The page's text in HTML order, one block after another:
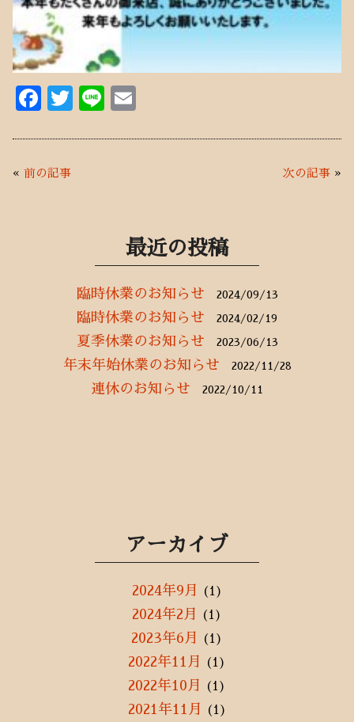
F
b
T
Li
« 前の記事 次の記事 »
最近の投稿
臨時休業のお知らせ 2024/09/13
臨時休業のお知らせ 2024/02/19
夏季休業のお知らせ 2023/06/13
年末年始休業のお知らせ 2022/11/28
連休のお知らせ 2022/10/11
アーカイブ
2024年9月 (1)
2024年2月 (1)
2023年6月 (1)
2022年11月 (1)
2022年10月 (1)
2021年11月 (1)